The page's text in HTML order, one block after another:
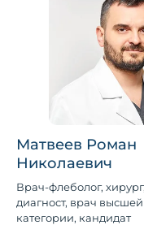
Матвеев Роман
Николаевич
Врач-флеболог,
диагност, врач высшей
категории, кандидат